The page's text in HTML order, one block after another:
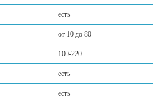
есть
от 10 до 80
100-220
есть
есть